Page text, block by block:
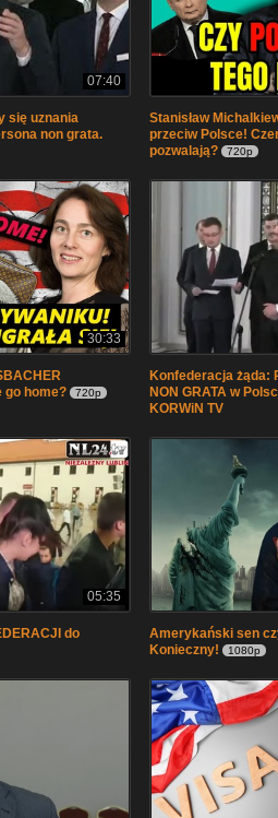
07:40
się uznania
non grata.
Stanisław
przeciw Polsce!
pozwalają?
720p
30:33
go home?
720p
Konfederacja żąda:
NON GRATA w
KORWiN TV
05:35
do
Amerykański sen
Konieczny!
1080p